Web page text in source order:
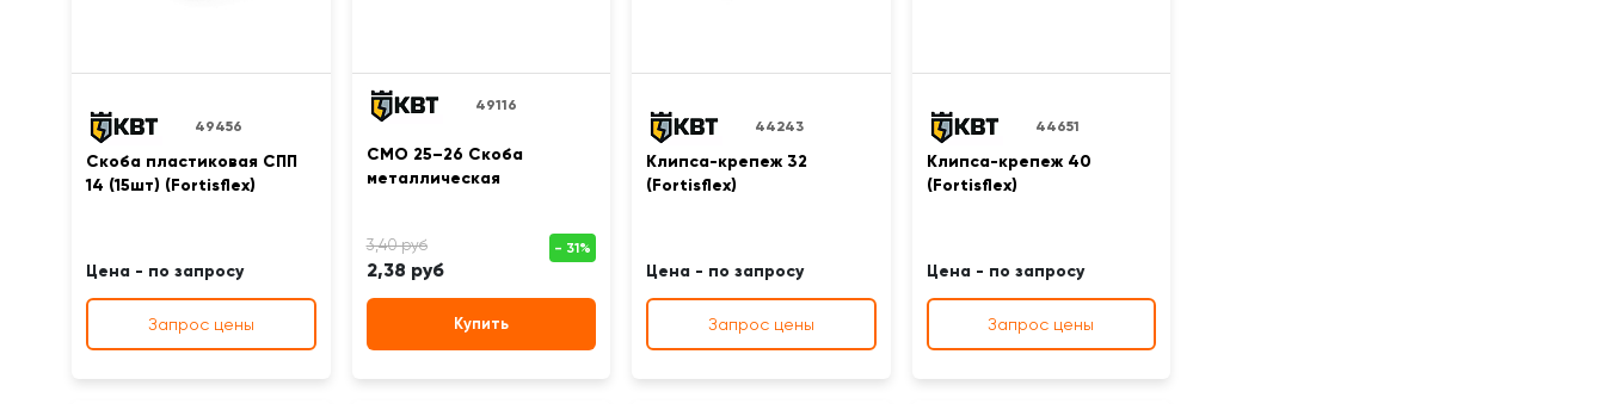
49456
Скоба пластиковая СПП
14 (15шт) (Fortisflex)
Цена - по запросу
Запрос цены
49116
СМО 25–26 Скоба
металлическая
2,38 руб
Купить
44243
Клипса-крепеж 32
(Fortisflex)
Цена - по запросу
Запрос цены
44651
Клипса-крепеж 40
(Fortisflex)
Цена - по запросу
Запрос цены